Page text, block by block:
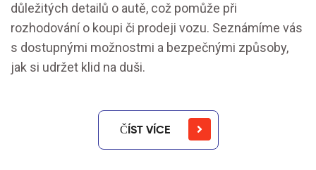
důležitých detailů o autě, což pomůže při
rozhodování o koupi či prodeji vozu. Seznámíme vás
s dostupnými možnostmi a bezpečnými způsoby,
jak si udržet klid na duši.
ČÍST VÍCE